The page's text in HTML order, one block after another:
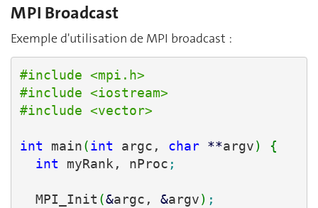
MPI Broadcast
Exemple d'utilisation de MPI broadcast :
#include <mpi.h>
#include <iostream>
#include <vector>
int main(int argc, char **argv)
{
int myRank, nProc ;
  MPI_Init
(&argc, &argv) ;